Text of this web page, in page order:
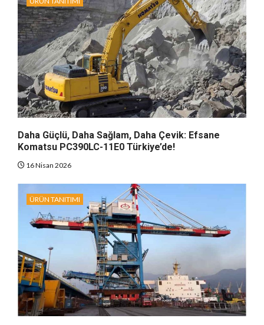
Daha Güçlü, Daha Sağlam, Daha Çevik: Efsane
Komatsu PC390LC-11E0 Türkiye’de!
16 Nisan 2026
ÜRÜN TANITIMI